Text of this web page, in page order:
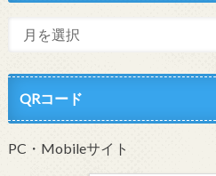
QRコード
PC・Mobileサイト